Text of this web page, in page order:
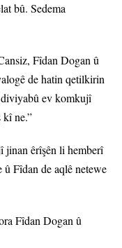
bû. Sedema
Fîdan Dogan û
de hatin qetilkirin
ev komkujî
ne.”
jinan êrîşên li hemberî
Fîdan de aqlê netewe
Fîdan Dogan û